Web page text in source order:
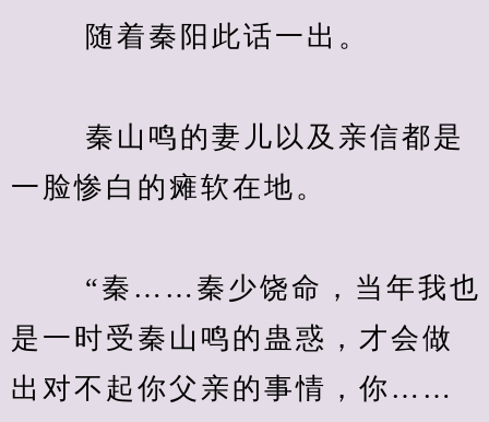
随着秦阳此话一出。
秦山鸣的妻儿以及亲信都是
一脸惨白的瘫软在地。
“秦……秦少饶命，当年我也
是一时受秦山鸣的蛊惑，才会做
出对不起你父亲的事情，你……